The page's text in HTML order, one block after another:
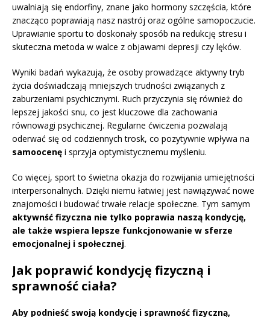
uwalniają się endorfiny, znane jako hormony szczęścia, które
znacząco poprawiają nasz nastrój oraz ogólne samopoczucie.
Uprawianie sportu to doskonały sposób na redukcję stresu i
skuteczna metoda w walce z objawami depresji czy lęków.
Wyniki badań wykazują, że osoby prowadzące aktywny tryb
życia doświadczają mniejszych trudności związanych z
zaburzeniami psychicznymi. Ruch przyczynia się również do
lepszej jakości snu, co jest kluczowe dla zachowania
równowagi psychicznej. Regularne ćwiczenia pozwalają
oderwać się od codziennych trosk, co pozytywnie wpływa na
samoocenę i sprzyja optymistycznemu myśleniu.
Co więcej, sport to świetna okazja do rozwijania umiejętności
interpersonalnych. Dzięki niemu łatwiej jest nawiązywać nowe
znajomości i budować trwałe relacje społeczne. Tym samym
aktywnść fizyczna nie tylko poprawia naszą kondycję,
ale także wspiera lepsze funkcjonowanie w sferze
emocjonalnej i społecznej.
Jak poprawić kondycję fizyczną i
sprawność ciała?
Aby podnieść swoją kondycję i sprawność fizyczną,